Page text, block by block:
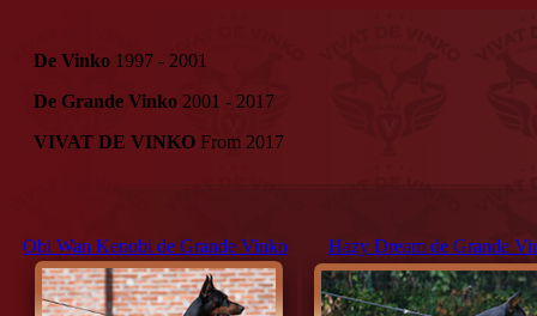
De Vinko 1997 - 2001
De Grande Vinko 2001 - 2017
VIVAT DE VINKO From 2017
Obi Wan Kenobi de Grande Vinko Hazy Dream de Grande